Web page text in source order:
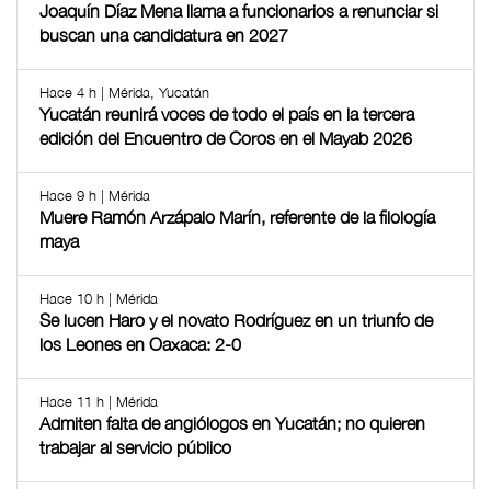
Joaquín Díaz Mena llama a funcionarios a renunciar si
buscan una candidatura en 2027
Hace 4 h | Mérida, Yucatán
Yucatán reunirá voces de todo el país en la tercera
edición del Encuentro de Coros en el Mayab 2026
Hace 9 h | Mérida
Muere Ramón Arzápalo Marín, referente de la filología
maya
Hace 10 h | Mérida
Se lucen Haro y el novato Rodríguez en un triunfo de
los Leones en Oaxaca: 2-0
Hace 11 h | Mérida
Admiten falta de angiólogos en Yucatán; no quieren
trabajar al servicio público